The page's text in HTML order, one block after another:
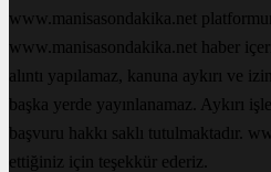
www.manisasondakika.net
www.manisasondakika.net haber
alıntı yapılamaz, kanuna aykırı ve
başka yerde yayınlanamaz. Aykırı
başvuru hakkı saklı tutulmaktadır.
ettiğiniz için teşekkür ederiz.